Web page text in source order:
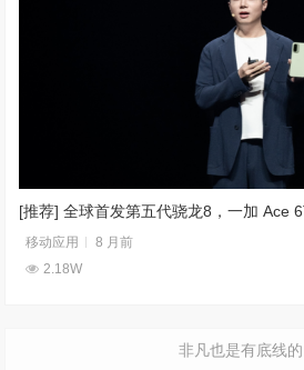
[推荐] 全球首发第五代骁龙8，一加 Ace
移动应用
8 月前
2.18W
非凡也是有底线的